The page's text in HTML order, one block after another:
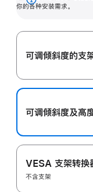
你的各种安装需求。
展
可调倾斜度的支
可调倾斜度及高‍
VESA 支架转换
不含支架